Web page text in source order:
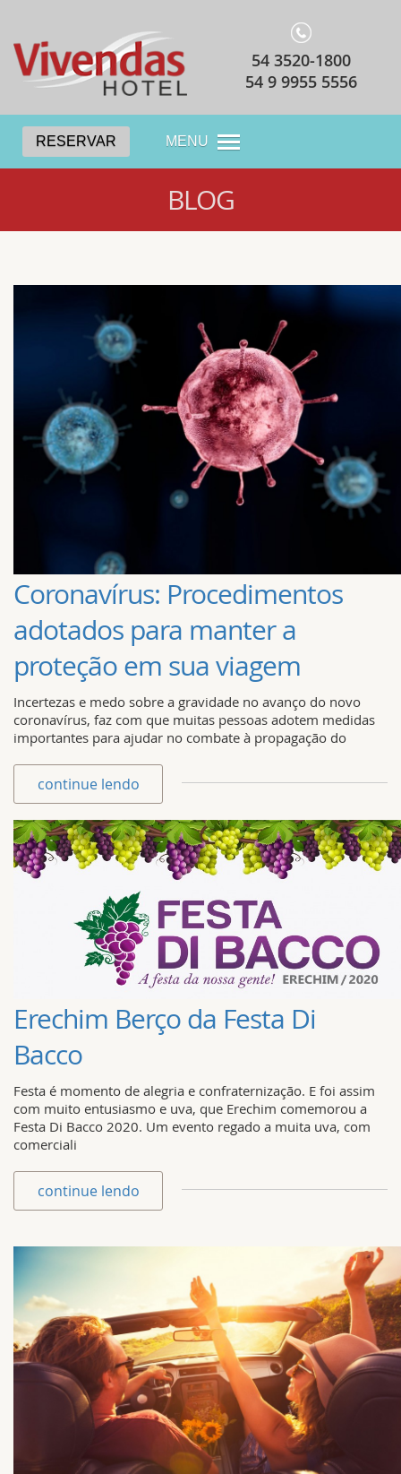
54 3520-1800
54 9 9955 5556
RESERVAR MENU
BLOG
Coronavírus: Procedimentos
adotados para manter a
proteção em sua viagem
Incertezas e medo sobre a gravidade no avanço do novo
coronavírus, faz com que muitas pessoas adotem medidas
importantes para ajudar no combate à propagação do
continue lendo
Erechim Berço da Festa Di
Bacco
Festa é momento de alegria e confraternização. E foi assim
com muito entusiasmo e uva, que Erechim comemorou a
Festa Di Bacco 2020. Um evento regado a muita uva, com
comerciali
continue lendo